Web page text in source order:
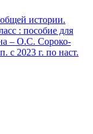
истории.
: пособие для
– О.С. Сороко-
2023 г. по наст.